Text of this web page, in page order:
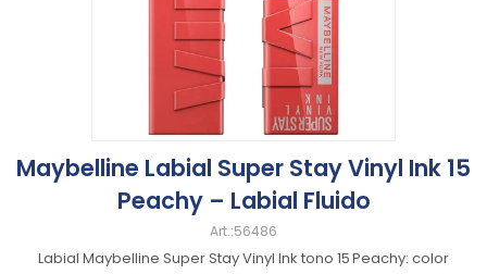
Maybelline Labial Super Stay Vinyl Ink 15
Peachy – Labial Fluido
56486
Labial Maybelline Super Stay Vinyl Ink tono 15 Peachy: color